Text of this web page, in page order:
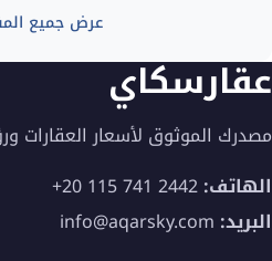
عرض جميع
عقارسكاي
مصدرك الموثوق لأسعار
الهاتف:+20 115 741 2442
البريد: info@aqarsky.com